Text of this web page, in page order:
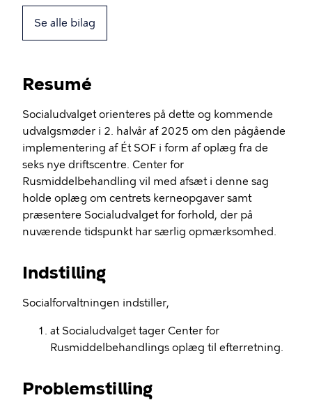
Se alle bilag
Resumé
Socialudvalget orienteres på dette og kommende
udvalgsmøder i 2. halvår af 2025 om den pågående
implementering af ÉtSOF i form afoplæg fra de
seks nye driftscentre. Center for
Rusmiddelbehandling vil med afsæt i denne sag
holde oplæg om centrets kerneopgaver samt
præsentere Socialudvalget for forhold, der på
nuværende tidspunkthar særlig opmærksomhed.
Indstilling
Socialforvaltningen indstiller,
atSocialudvalget tager Center for
Rusmiddelbehandlings oplæg til efterretning.
Problemstilling